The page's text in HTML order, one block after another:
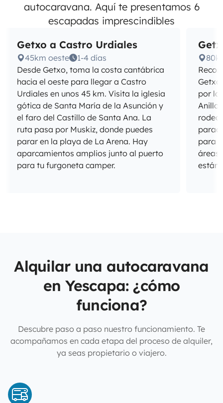
autocaravana. Aquí te presentamos 6
escapadas imprescindibles
Getxo a Castro Urdiales
45km oeste
1-4 días
Desde Getxo, toma la costa cantábrica
hacia el oeste para llegar a Castro
Urdiales en unos 45 km. Visita la iglesia
gótica de Santa María de la Asunción y
el faro del Castillo de Santa Ana. La
ruta pasa por Muskiz, donde puedes
parar en la playa de La Arena. Hay
aparcamientos amplios junto al puerto
para tu furgoneta camper.
Getxo
por la
Anillo
rodea
para
áreas
están
Alquilar una autocaravana
en Yescapa: ¿cómo
funciona?
Descubre paso a paso nuestro funcionamiento. Te
acompañamos en cada etapa del proceso de alquiler,
ya seas propietario o viajero.